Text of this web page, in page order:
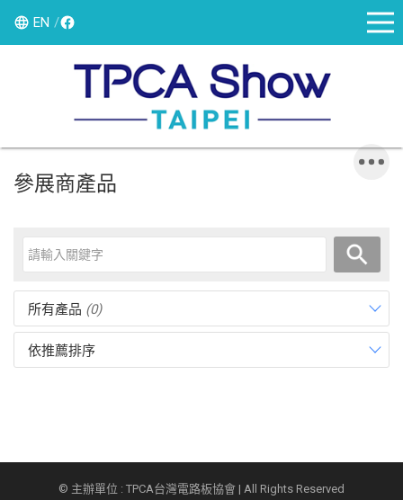
EN
參展商產品
所有產品 (0)
依推薦排序
© 主辦單位 : TPCA台灣電路板協會 | All Rights Reserved